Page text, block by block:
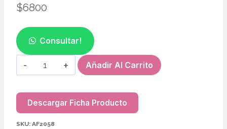
$6800
Consultar!
PALETA
DE
ULTIMATTES
35COLORES
Añadir Al Carrito
Descargar Ficha Producto
SKU: AF2058